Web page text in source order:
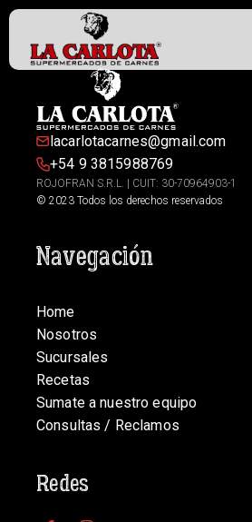
lacarlotacarnes@gmail.com
+54 9 3815988769
ROJOFRAN S.R.L. | CUIT: 30-70964903-1
© 2023 Todos los derechos reservados
Navegación
Home
Nosotros
Sucursales
Recetas
Sumate a nuestro equipo
Consultas / Reclamos
Redes